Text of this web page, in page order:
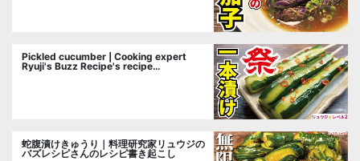
Pickled cucumber | Cooking expert
Ryuji's Buzz Recipe's recipe
蛇腹漬けきゅうり｜料理研究家リュウジの
バズレシピさんのレシピ書き起こし